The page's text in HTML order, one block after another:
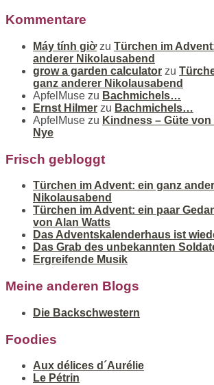
Kommentare
Máy tính giờzu Türchen im
anderer Nikolausabend
grow a garden calculator zu
ganz anderer Nikolausabend
ApfelMuse zu Bachmichels…
Ernst Hilmer zu Bachmichels…
ApfelMuse zu Kindness – Güte
Nye
Frisch gebloggt
Türchen im Advent: ein ganz
Nikolausabend
Türchen im Advent: ein paar
von Alan Watts
Das Adventskalenderhaus ist
Das Grab des unbekannten
Ergreifende Musik
Meine anderen Blogs
Die Backschwestern
Foodies
Aux délices d´Aurélie
Le Pétrin